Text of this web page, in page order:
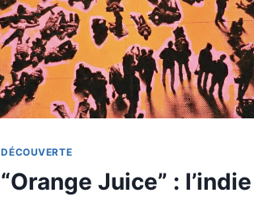
DÉCOUVERTE
“Orange Juice” : l’indie